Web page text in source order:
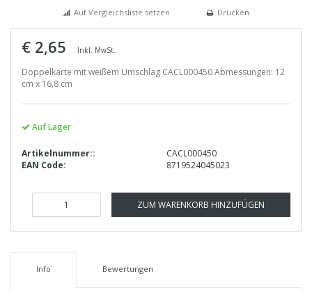
Auf Vergleichsliste setzen
Drucken
€ 2,65 Inkl. MwSt.
Doppelkarte mit weißem Umschlag CACL000450 Abmessungen: 12
cm x 16,8 cm
Auf Lager
Artikelnummer::
CACL000450
EAN Code:
8719524045023
ZUM WARENKORB HINZUFÜGEN
Info Bewertungen